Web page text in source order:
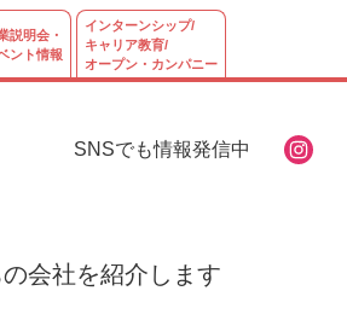
グイン 会員登録
説明会・
ント情報
インターンシップ/
キャリア教育/
オープン・カンパニー
SNSでも情報発信中
会社を紹介します